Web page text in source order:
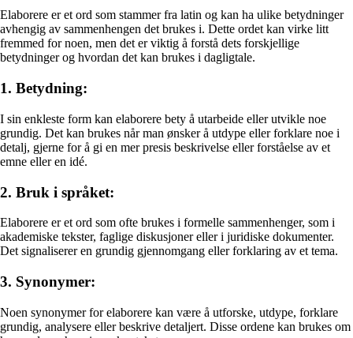
Elaborere er et ord som stammer fra latin og kan ha ulike betydninger
avhengig av sammenhengen det brukes i. Dette ordet kan virke litt
fremmed for noen, men det er viktig å forstå dets forskjellige
betydninger og hvordan det kan brukes i dagligtale.
1. Betydning:
I sin enkleste form kan elaborere bety å utarbeide eller utvikle noe
grundig. Det kan brukes når man ønsker å utdype eller forklare noe i
detalj, gjerne for å gi en mer presis beskrivelse eller forståelse av et
emne eller en idé.
2. Bruk i språket:
Elaborere er et ord som ofte brukes i formelle sammenhenger, som i
akademiske tekster, faglige diskusjoner eller i juridiske dokumenter.
Det signaliserer en grundig gjennomgang eller forklaring av et tema.
3. Synonymer:
Noen synonymer for elaborere kan være å utforske, utdype, forklare
grundig, analysere eller beskrive detaljert. Disse ordene kan brukes om